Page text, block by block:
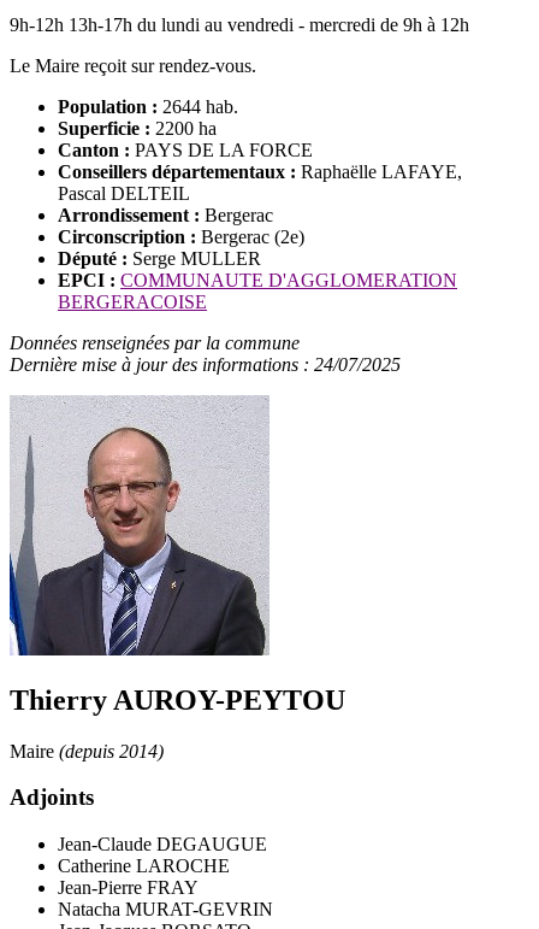
9h-12h 13h-17h du lundi au vendredi - mercredi de 9h à 12h
Le Maire reçoit sur rendez-vous.
Population : 2644 hab.
Superficie : 2200 ha
Canton : PAYS DE LA FORCE
Conseillers départementaux : Raphaëlle LAFAYE,
Pascal DELTEIL
Arrondissement : Bergerac
Circonscription : Bergerac (2e)
Député : Serge MULLER
EPCI : COMMUNAUTE D'AGGLOMERATION
BERGERACOISE
Données renseignées par la commune
Dernière mise à jour des informations : 24/07/2025
Thierry AUROY-PEYTOU
Maire (depuis 2014)
Adjoints
Jean-Claude DEGAUGUE
Catherine LAROCHE
Jean-Pierre FRAY
Natacha MURAT-GEVRIN